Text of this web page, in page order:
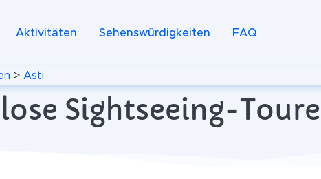
Aktivitäten Sehenswürdigkeiten FAQ
> Asti
Sightseeing-